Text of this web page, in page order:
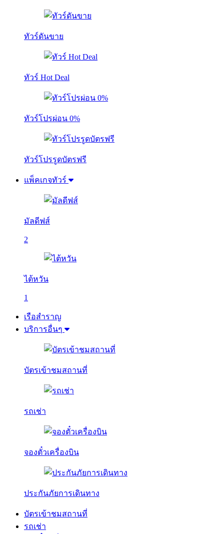
ทัวร์ดันขาย
ทัวร์ Hot Deal
ทัวร์โปรผ่อน 0%
ทัวร์โปรรูดบัตรฟรี
แพ็คเกจทัวร์
มัลดีฟส์
2
ไต้หวัน
1
เรือสำราญ
บริการอื่นๆ
บัตรเข้าชมสถานที่
รถเช่า
จองตั๋วเครื่องบิน
ประกันภัยการเดินทาง
บัตรเข้าชมสถานที่
รถเช่า